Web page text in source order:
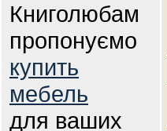
Книголюбам
пропонуємо
купить
мебель
для ваших